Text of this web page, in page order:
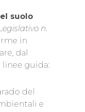
suolo
n.
in
dal
guida:
del
e